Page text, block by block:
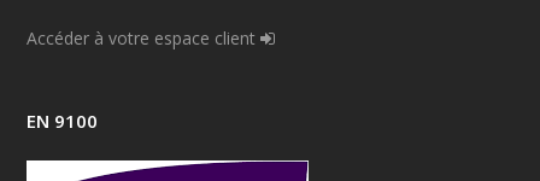
Accéder à votre espace client
EN 9100